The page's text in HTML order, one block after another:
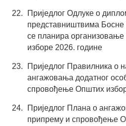
Приједлог Одлуке о
представништвима Босне
се планира
изборе 2026. године
Приједлог Правилника о
ангажовања додатног
спровођење Општих
Приједлог Плана о
припрему и спровођење